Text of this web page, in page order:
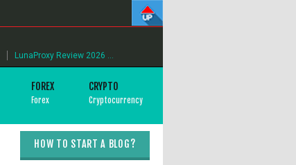
LunaProxy Review 2026 ...
FOREX
Forex
CRYPTO
Cryptocurrency
HOW TO START A BLOG?